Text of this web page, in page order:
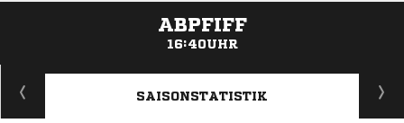
ABPFIFF
16:40UHR
ANZEIGE
SAISONSTATISTIK